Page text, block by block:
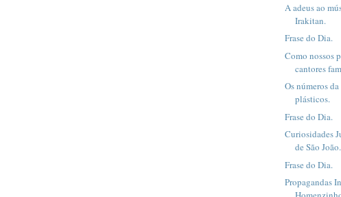
A adeus ao
Irakitan.
Frase do Dia.
Como nossos
cantores
Os números
plásticos.
Frase do Dia.
Curiosidades
de São João.
Frase do Dia.
Propagandas